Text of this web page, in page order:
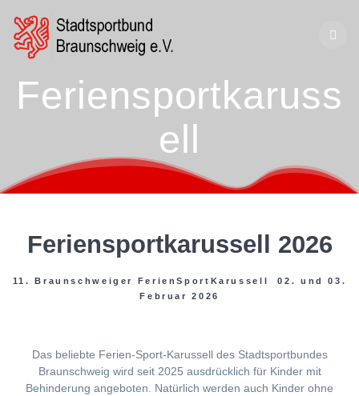
Feriensportkaruss
ell
Feriensportkarussell 2026
11. Braunschweiger FerienSportKarussell 02. und 03.
Februar 2026
Das beliebte Ferien-Sport-Karussell des Stadtsportbundes
Braunschweig wird seit 2025 ausdrücklich für Kinder mit
Behinderung angeboten. Natürlich werden auch Kinder ohne